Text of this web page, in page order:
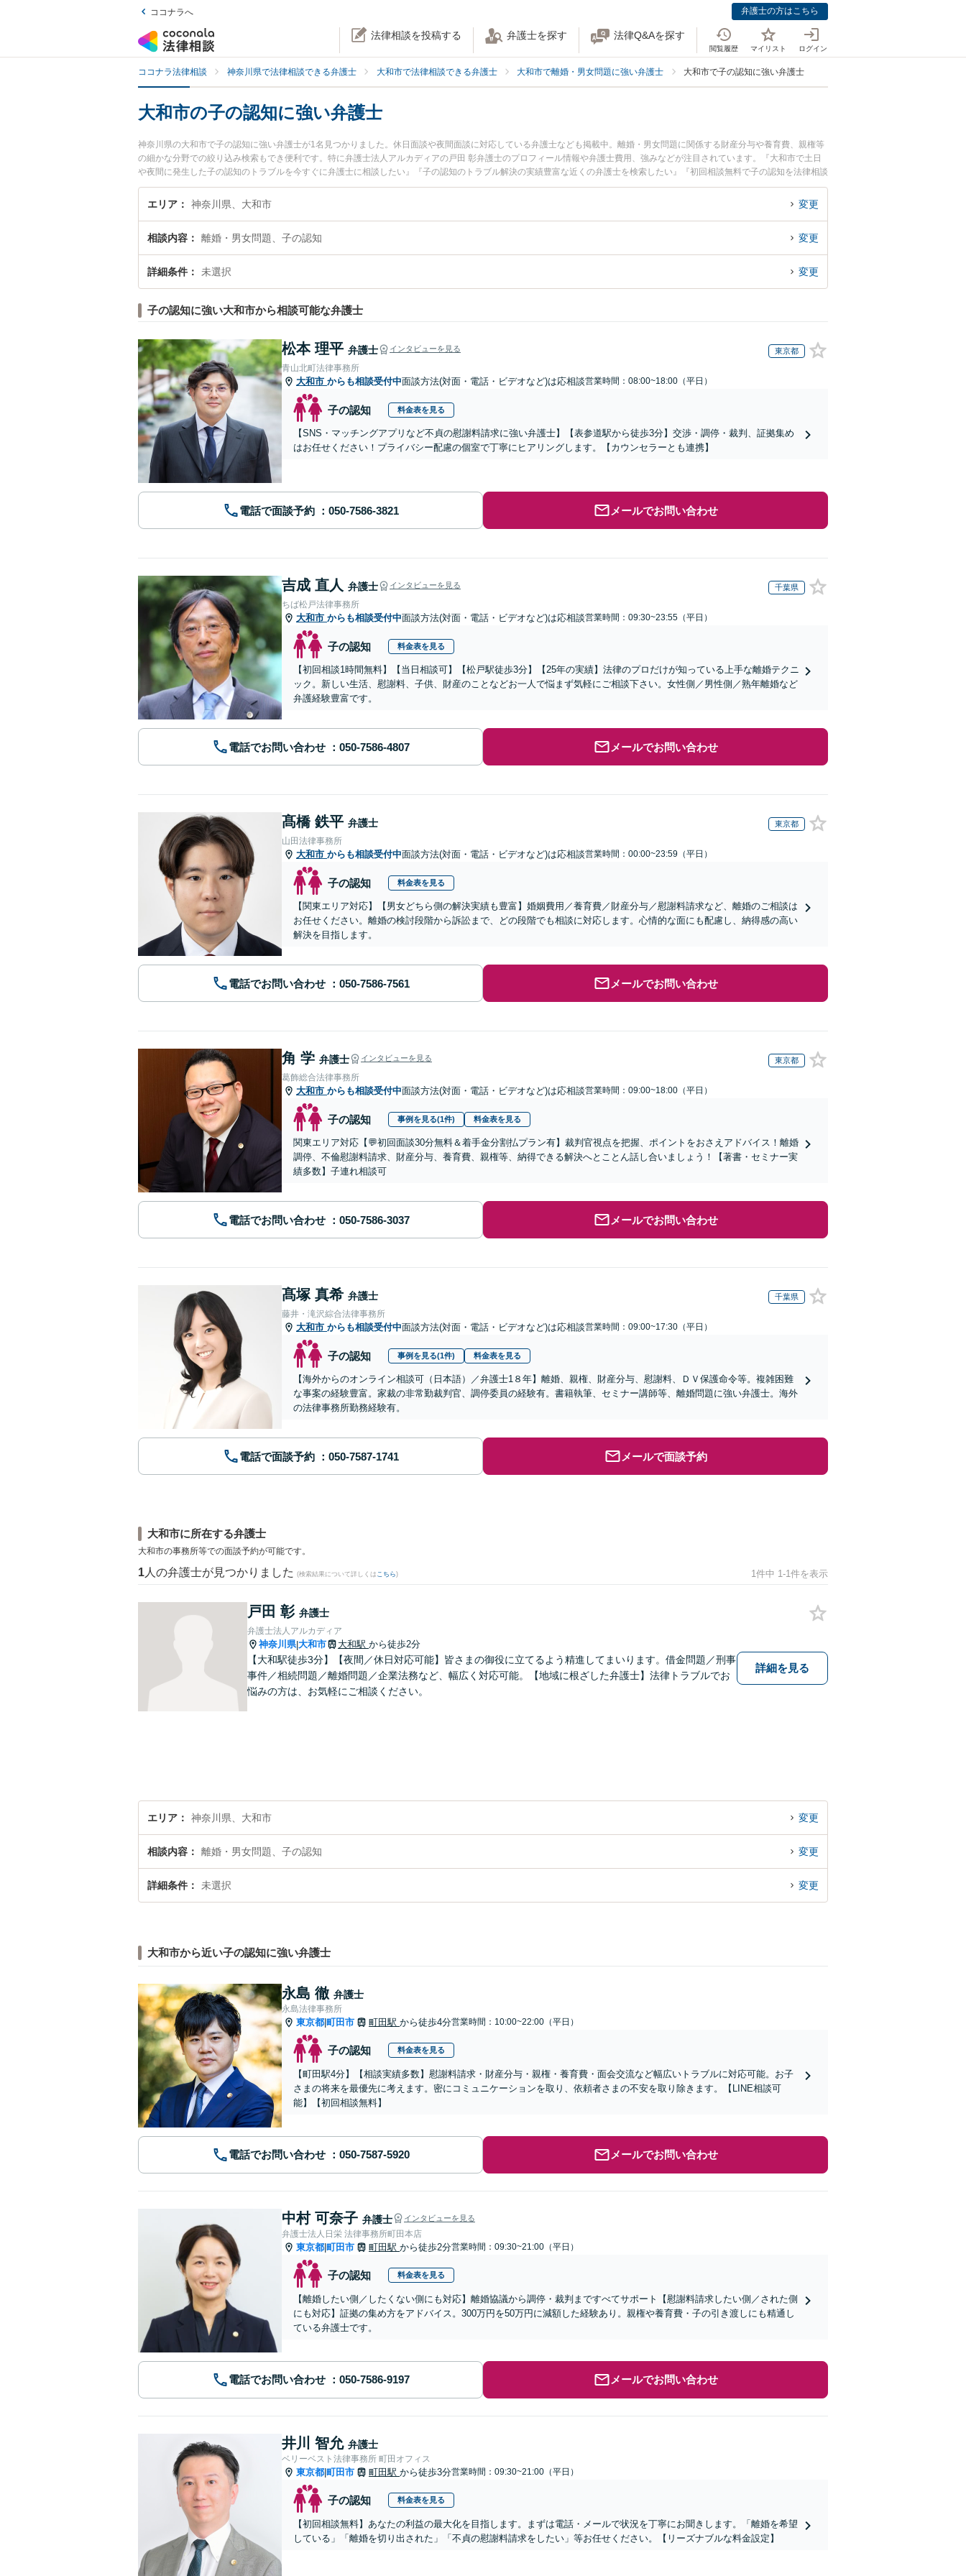
ココナラへ 弁護士の方はこちら
法律相談を投稿する 弁護士を探す 法律Q&Aを探す
閲覧履歴 マイリスト ログイン
ココナラ法律相談 神奈川県で法律相談できる弁護士 大和市で法律相談できる弁護士 大和市で離婚・男女問題に強い弁護士 大和市で子の認知に強い弁護士
大和市の子の認知に強い弁護士
神奈川県の大和市で子の認知に強い弁護士が1名見つかりました。休日面談や夜間面談に対応している弁護士なども掲載中。離婚・男女問題に関係する財産分与や養育費、親権等
の細かな分野での絞り込み検索もでき便利です。特に弁護士法人アルカディアの戸田 彰弁護士のプロフィール情報や弁護士費用、強みなどが注目されています。『大和市で土日
や夜間に発生した子の認知のトラブルを今すぐに弁護士に相談したい』『子の認知のトラブル解決の実績豊富な近くの弁護士を検索したい』『初回相談無料で子の認知を法律相談
できる大和市内の弁護士に相談予約したい』などでお困りの相談者さんにおすすめです。
エリア 神奈川県、大和市 変更
相談内容 離婚・男女問題、子の認知 変更
詳細条件 未選択 変更
子の認知に強い大和市から相談可能な弁護士
松本 理平 弁護士 インタビューを見る 東京都
青山北町法律事務所
大和市 からも相談受付中面談方法(対面・電話・ビデオなど)は応相談営業時間：08:00~18:00（平日）
子の認知 料金表を見る
【SNS・マッチングアプリなど不貞の慰謝料請求に強い弁護士】【表参道駅から徒歩3分】交渉・調停・裁判、証拠集め
はお任せください！プライバシー配慮の個室で丁寧にヒアリングします。【カウンセラーとも連携】
電話で面談予約 メールでお問い合わせ
吉成 直人 弁護士 インタビューを見る 千葉県
ちば松戸法律事務所
大和市 からも相談受付中面談方法(対面・電話・ビデオなど)は応相談営業時間：09:30~23:55（平日）
子の認知 料金表を見る
【初回相談1時間無料】【当日相談可】【松戸駅徒歩3分】【25年の実績】法律のプロだけが知っている上手な離婚テクニ
ック。新しい生活、慰謝料、子供、財産のことなどお一人で悩まず気軽にご相談下さい。女性側／男性側／熟年離婚など
弁護経験豊富です。
電話でお問い合わせ メールでお問い合わせ
髙橋 鉄平 弁護士 東京都
山田法律事務所
大和市 からも相談受付中面談方法(対面・電話・ビデオなど)は応相談営業時間：00:00~23:59（平日）
子の認知 料金表を見る
【関東エリア対応】【男女どちら側の解決実績も豊富】婚姻費用／養育費／財産分与／慰謝料請求など、離婚のご相談は
お任せください。離婚の検討段階から訴訟まで、どの段階でも相談に対応します。心情的な面にも配慮し、納得感の高い
解決を目指します。
電話でお問い合わせ メールでお問い合わせ
角 学 弁護士 インタビューを見る 東京都
葛飾総合法律事務所
大和市 からも相談受付中面談方法(対面・電話・ビデオなど)は応相談営業時間：09:00~18:00（平日）
子の認知 事例を見る(1件) 料金表を見る
関東エリア対応【💬初回面談30分無料＆着手金分割払プラン有】裁判官視点を把握、ポイントをおさえアドバイス！離婚
調停、不倫慰謝料請求、財産分与、養育費、親権等、納得できる解決へとことん話し合いましょう！【著書・セミナー実
績多数】子連れ相談可
電話でお問い合わせ メールでお問い合わせ
髙塚 真希 弁護士 千葉県
藤井・滝沢綜合法律事務所
大和市 からも相談受付中面談方法(対面・電話・ビデオなど)は応相談営業時間：09:00~17:30（平日）
子の認知 事例を見る(1件) 料金表を見る
【海外からのオンライン相談可（日本語）／弁護士1８年】離婚、親権、財産分与、慰謝料、ＤＶ保護命令等。複雑困難
な事案の経験豊富。家裁の非常勤裁判官、調停委員の経験有。書籍執筆、セミナー講師等、離婚問題に強い弁護士。海外
の法律事務所勤務経験有。
電話で面談予約 メールで面談予約
大和市に所在する弁護士
大和市の事務所等での面談予約が可能です。
1 人の弁護士が見つかりました (検索結果について詳しくは こちら) 1件中 1-1件を表示
戸田 彰 弁護士
弁護士法人アルカディア
神奈川県|大和市 大和駅 から徒歩2分
【大和駅徒歩3分】【夜間／休日対応可能】皆さまの御役に立てるよう精進してまいります。借金問題／刑事
事件／相続問題／離婚問題／企業法務など、幅広く対応可能。【地域に根ざした弁護士】法律トラブルでお
悩みの方は、お気軽にご相談ください。
詳細を見る
エリア 神奈川県、大和市 変更
相談内容 離婚・男女問題、子の認知 変更
詳細条件 未選択 変更
大和市から近い子の認知に強い弁護士
永島 徹 弁護士
永島法律事務所
東京都 町田市 町田駅 から徒歩4分営業時間：10:00~22:00（平日）
子の認知 料金表を見る
【町田駅4分】【相談実績多数】慰謝料請求・財産分与・親権・養育費・面会交流など幅広いトラブルに対応可能。お子
さまの将来を最優先に考えます。密にコミュニケーションを取り、依頼者さまの不安を取り除きます。【LINE相談可
能】【初回相談無料】
電話でお問い合わせ メールでお問い合わせ
中村 可奈子 弁護士 インタビューを見る
弁護士法人日栄 法律事務所町田本店
東京都 町田市 町田駅 から徒歩2分営業時間：09:30~21:00（平日）
子の認知 料金表を見る
【離婚したい側／したくない側にも対応】離婚協議から調停・裁判まですべてサポート【慰謝料請求したい側／された側
にも対応】証拠の集め方をアドバイス。300万円を50万円に減額した経験あり。親権や養育費・子の引き渡しにも精通し
ている弁護士です。
電話でお問い合わせ メールでお問い合わせ
井川 智允 弁護士
ベリーベスト法律事務所 町田オフィス
東京都 町田市 町田駅 から徒歩3分営業時間：09:30~21:00（平日）
子の認知 料金表を見る
【初回相談無料】あなたの利益の最大化を目指します。まずは電話・メールで状況を丁寧にお聞きします。「離婚を希望
している」「離婚を切り出された」「不貞の慰謝料請求をしたい」等お任せください。【リーズナブルな料金設定】